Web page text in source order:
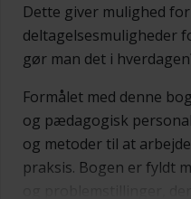
Dette giver mulighed
deltagelsesmuligheder
gør man det i
Formålet med denne
og pædagogisk
og metoder til at
praksis. Bogen er fyldt